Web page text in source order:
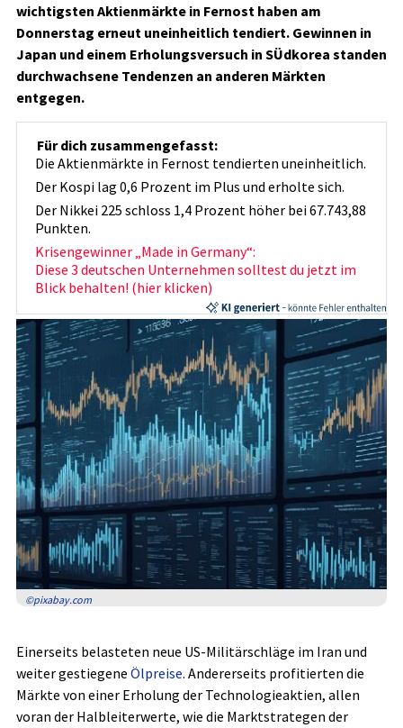
wichtigsten Aktienmärkte in Fernost haben am
Donnerstag erneut uneinheitlich tendiert. Gewinnen in
Japan und einem Erholungsversuch in SÜdkorea standen
durchwachsene Tendenzen an anderen Märkten
entgegen.
Für dich zusammengefasst:
Die Aktienmärkte in Fernost tendierten uneinheitlich.
Der Kospi lag 0,6 Prozent im Plus und erholte sich.
Der Nikkei 225 schloss 1,4 Prozent höher bei 67.743,88
Punkten.
Krisengewinner „Made in Germany“:
Diese 3 deutschen Unternehmen solltest du jetzt im
Blick behalten! (hier klicken)
©pixabay.com
Einerseits belasteten neue US-Militärschläge im Iran und
weiter gestiegene Ölpreise. Andererseits profitierten die
Märkte von einer Erholung der Technologieaktien, allen
voran der Halbleiterwerte, wie die Marktstrategen der